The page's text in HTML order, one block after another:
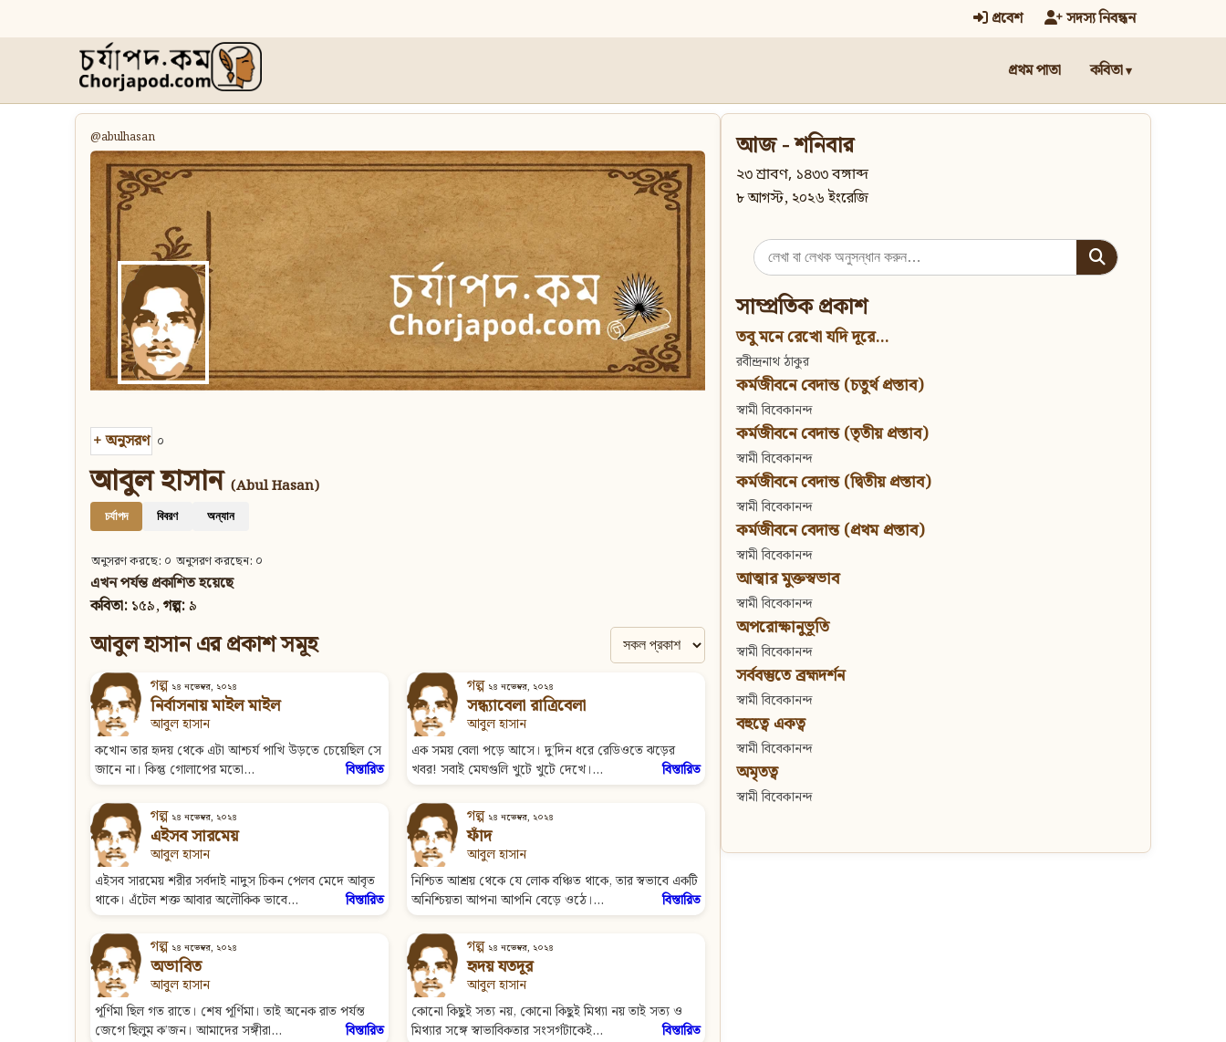
প্রবেশ সদস্য নিবন্ধন
প্রথম পাতা কবিতা
@abulhasan
+ অনুসরণ ০
আবুল হাসান (Abul Hasan)
চর্যাপদ বিবরণ অন্যান
অনুসরণ করছে: ০ অনুসরণ করছেন: ০
এখন পর্যন্ত প্রকাশিত হয়েছে
কবিতা: ১৫৯,গল্প:৯
আবুল হাসান এর প্রকাশ সমূহ
গল্প ২৪ নভেম্বর, ২০২৪
নির্বাসনায় মাইল মাইল
আবুল হাসান
কখোন তার হৃদয় থেকে এটা আশ্চর্য পাখি উড়তে চেয়েছিল সে
জানে না। কিন্তু গোলাপের মতো...
বিস্তারিত
গল্প ২৪ নভেম্বর, ২০২৪
সন্ধ্যাবেলা রাত্রিবেলা
আবুল হাসান
এক সময় বেলা পড়ে আসে। দু’দিন ধরে রেডিওতে ঝড়ের
খবর! সবাই মেঘগুলি খুটে খুটে দেখে।...
বিস্তারিত
গল্প ২৪ নভেম্বর, ২০২৪
এইসব সারমেয়
আবুল হাসান
এইসব সারমেয় শরীর সর্বদাই নাদুস চিকন পেলব মেদে আবৃত
থাকে। এঁটেল শক্ত আবার অলৌকিক ভাবে...
বিস্তারিত
গল্প ২৪ নভেম্বর, ২০২৪
ফাঁদ
আবুল হাসান
নিশ্চিত আশ্রয় থেকে যে লোক বঞ্চিত থাকে, তার স্বভাবে একটি
অনিশ্চিয়তা আপনা আপনি বেড়ে ওঠে।...
বিস্তারিত
গল্প ২৪ নভেম্বর, ২০২৪
অভাবিত
আবুল হাসান
পূর্ণিমা ছিল গত রাতে। শেষ পূর্ণিমা। তাই অনেক রাত পর্যন্ত
জেগে ছিলুম ক’জন। আমাদের সঙ্গীরা...
বিস্তারিত
গল্প ২৪ নভেম্বর, ২০২৪
হৃদয় যতদূর
আবুল হাসান
কোনো কিছুই সত্য নয়, কোনো কিছুই মিথ্যা নয় তাই সত্য ও
মিথ্যার সঙ্গে স্বাভাবিকতার সংসর্গটাকেই...
বিস্তারিত
আজ - শনিবার
২৩ শ্রাবণ, ১৪৩৩ বঙ্গাব্দ
৮ আগস্ট, ২০২৬ ইংরেজি
Search
for:
সাম্প্রতিক প্রকাশ
তবু মনে রেখো যদি দূরে...
রবীন্দ্রনাথ ঠাকুর
কর্মজীবনে বেদান্ত (চতুর্থ প্রস্তাব)
স্বামী বিবেকানন্দ
কর্মজীবনে বেদান্ত (তৃতীয় প্রস্তাব)
স্বামী বিবেকানন্দ
কর্মজীবনে বেদান্ত (দ্বিতীয় প্রস্তাব)
স্বামী বিবেকানন্দ
কর্মজীবনে বেদান্ত (প্রথম প্রস্তাব)
স্বামী বিবেকানন্দ
আত্মার মুক্তস্বভাব
স্বামী বিবেকানন্দ
অপরোক্ষানুভূতি
স্বামী বিবেকানন্দ
সর্ববস্তুতে ব্রহ্মদর্শন
স্বামী বিবেকানন্দ
বহুত্বে একত্ব
স্বামী বিবেকানন্দ
অমৃতত্ব
স্বামী বিবেকানন্দ